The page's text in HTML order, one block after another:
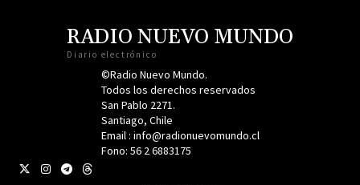
RADIO NUEVO MUNDO
Diario electrónico
©Radio Nuevo Mundo.
Todos los derechos reservados
San Pablo 2271.
Santiago, Chile
Email : info@radionuevomundo.cl
Fono: 56 2 6883175